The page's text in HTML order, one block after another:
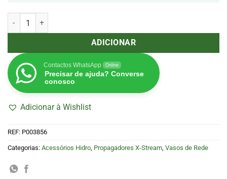
Quantidade de Neopreno Tampa 7,5 cm
ADICIONAR
Contactos WhatsApp Online
Precisar de ajuda? Converse
conosco
Adicionar à Wishlist
REF: P003856
Categorias: Acessórios Hidro Propagadores X-Stream Vasos de Rede